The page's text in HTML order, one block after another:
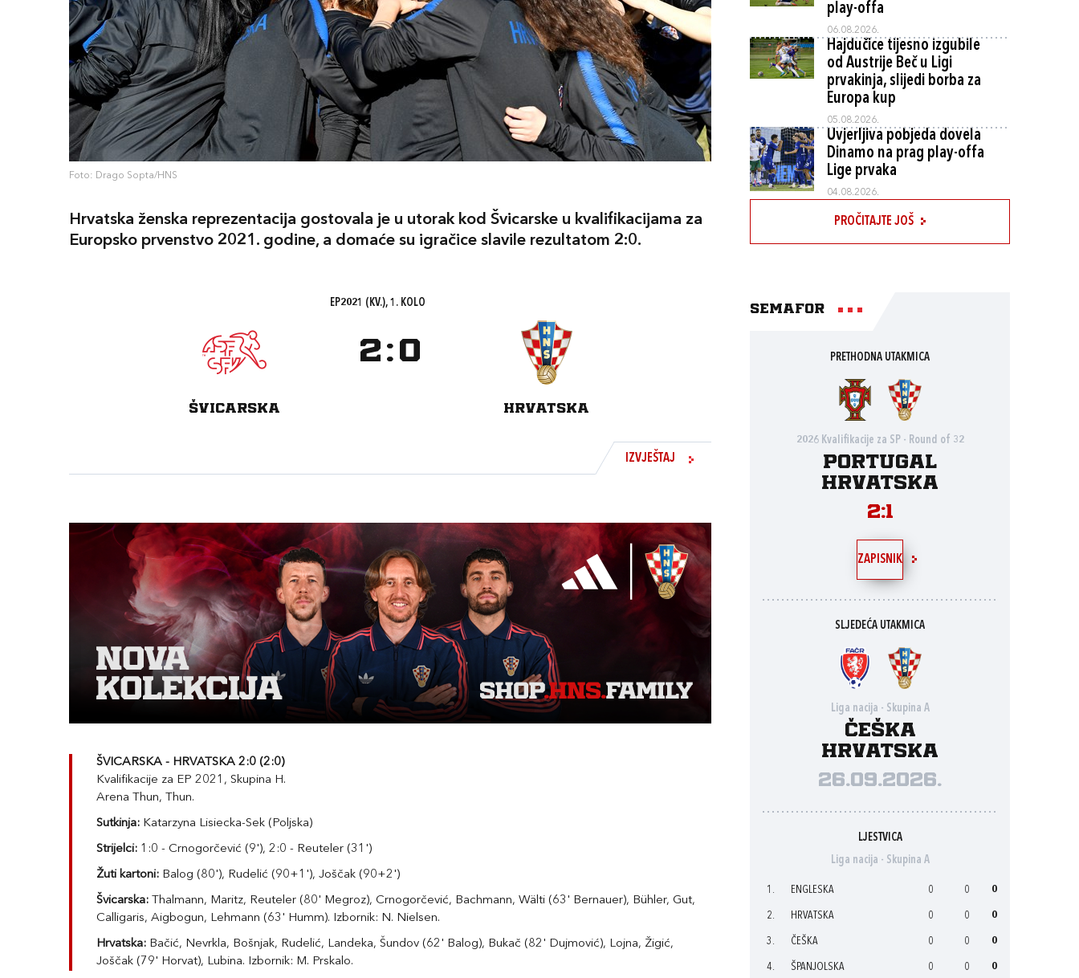
Foto: Drago Sopta/HNS
Hrvatska ženska reprezentacija gostovala je u utorak kod Švicarske u kvalifikacijama za
Europsko prvenstvo 2021. godine, a domaće su igračice slavile rezultatom 2:0.
EP2021 (KV.), 1. KOLO
ŠVICARSKA
2 : 0
HRVATSKA
IZVJEŠTAJ
ŠVICARSKA - HRVATSKA 2:0 (2:0)
Kvalifikacije za EP 2021, Skupina H.
Arena Thun, Thun.
Sutkinja: Katarzyna Lisiecka-Sek (Poljska)
Strijelci: 1:0 - Crnogorčević (9'), 2:0 - Reuteler (31')
Žuti kartoni: Balog (80'), Rudelić (90+1'), Joščak (90+2')
Švicarska: Thalmann, Maritz, Reuteler (80' Megroz), Crnogorčević, Bachmann, Wälti (63' Bernauer), Bühler, Gut,
Calligaris, Aigbogun, Lehmann (63' Humm). Izbornik: N. Nielsen.
Hrvatska: Bačić, Nevrkla, Bošnjak, Rudelić, Landeka, Šundov (62' Balog), Bukač (82' Dujmović), Lojna, Žigić,
Joščak (79' Horvat), Lubina. Izbornik: M. Prskalo.
play-offa
06.08.2026.
Hajdučice tijesno izgubile
od Austrije Beč u Ligi
prvakinja, slijedi borba za
Europa kup
05.08.2026.
Uvjerljiva pobjeda dovela
Dinamo na prag play-offa
Lige prvaka
04.08.2026.
PROČITAJTE JOŠ
Semafor
PRETHODNA UTAKMICA
2026 Kvalifikacije za SP - Round of 32
Portugal
Hrvatska
2:1
ZAPISNIK
SLJEDEĆA UTAKMICA
Liga nacija - Skupina A
Češka
Hrvatska
26.09.2026.
LJESTVICA
Liga nacija - Skupina A
1. ENGLESKA 0 0 0
2. HRVATSKA 0 0 0
3. ČEŠKA 0 0 0
4. ŠPANJOLSKA 0 0 0